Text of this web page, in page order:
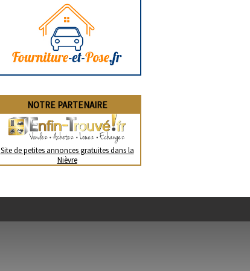
NOTRE PARTENAIRE
Site de petites annonces gratuites dans la
Nièvre